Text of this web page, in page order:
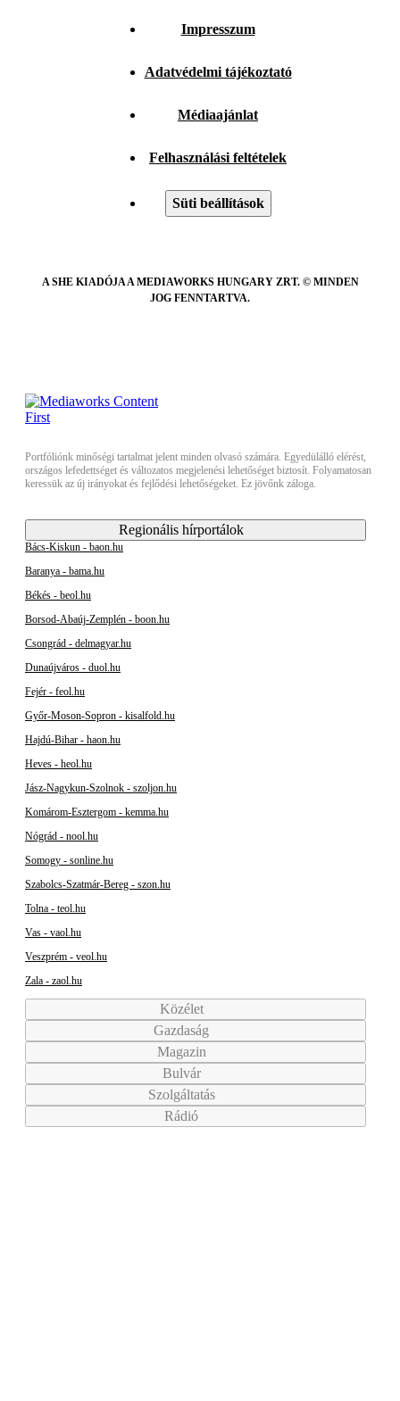
Impresszum
Adatvédelmi tájékoztató
Médiaajánlat
Felhasználási feltételek
Süti beállítások
A SHE KIADÓJA A MEDIAWORKS HUNGARY ZRT. © MINDEN
JOG FENNTARTVA.
Portfóliónk minőségi tartalmat jelent minden olvasó számára. Egyedülálló elérést,
országos lefedettséget és változatos megjelenési lehetőséget biztosít. Folyamatosan
keressük az új irányokat és fejlődési lehetőségeket. Ez jövőnk záloga.
Regionális hírportálok
Bács-Kiskun - baon.hu
Baranya - bama.hu
Békés - beol.hu
Borsod-Abaúj-Zemplén - boon.hu
Csongrád - delmagyar.hu
Dunaújváros - duol.hu
Fejér - feol.hu
Győr-Moson-Sopron - kisalfold.hu
Hajdú-Bihar - haon.hu
Heves - heol.hu
Jász-Nagykun-Szolnok - szoljon.hu
Komárom-Esztergom - kemma.hu
Nógrád - nool.hu
Somogy - sonline.hu
Szabolcs-Szatmár-Bereg - szon.hu
Tolna - teol.hu
Vas - vaol.hu
Veszprém - veol.hu
Zala - zaol.hu
Közélet
Gazdaság
Magazin
Bulvár
Szolgáltatás
Rádió